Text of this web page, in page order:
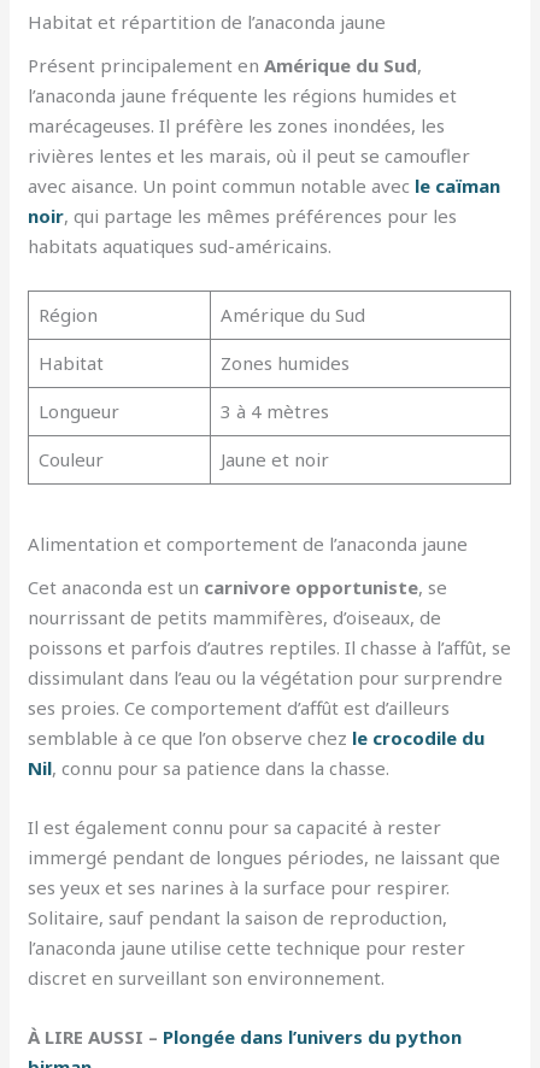
Habitat et répartition de l’anaconda jaune
Présent principalement enAmérique du Sud,
l’anaconda jaune fréquente les régions humides et
marécageuses. Il préfère les zones inondées, les
rivières lentes et les marais, où il peut se camoufler
avec aisance. Un point commun notable avec le caïman
noir, qui partage les mêmes préférences pour les
habitats aquatiques sud-américains.
Région
Amérique du Sud
Habitat
Zones humides
Longueur
3 à 4 mètres
Couleur
Jaune et noir
Alimentation et comportement de l’anaconda jaune
Cet anaconda est un carnivore opportuniste, se
nourrissant de petits mammifères, d’oiseaux, de
poissons et parfois d’autres reptiles. Il chasse à l’affût, se
dissimulant dans l’eau ou la végétation pour surprendre
ses proies. Ce comportement d’affût est d’ailleurs
semblable à ce que l’on observe chez le crocodile du
Nil, connu pour sa patience dans la chasse.
Il est également connu pour sa capacité à rester
immergé pendant de longues périodes, ne laissant que
ses yeux et ses narines à la surface pour respirer.
Solitaire, sauf pendant la saison de reproduction,
l’anaconda jaune utilise cette technique pour rester
discret en surveillant son environnement.
À LIRE AUSSI – Plongée dans l’univers du python